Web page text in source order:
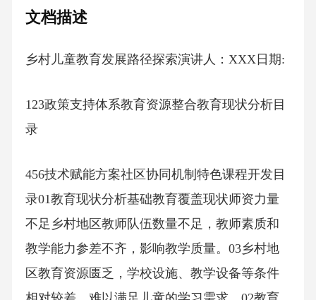
文档描述
乡村儿童教育发展路径探索演讲人：XXX日期:
123政策支持体系教育资源整合教育现状分析目
录
456技术赋能方案社区协同机制特色课程开发目
录01教育现状分析基础教育覆盖现状师资力量
不足乡村地区教师队伍数量不足，教师素质和
教学能力参差不齐，影响教学质量。03乡村地
区教育资源匮乏，学校设施、教学设备等条件